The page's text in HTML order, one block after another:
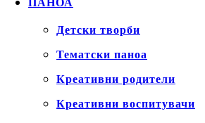
ПАНОА
Детски творби
Тематски паноа
Креативни родители
Креативни воспитувачи